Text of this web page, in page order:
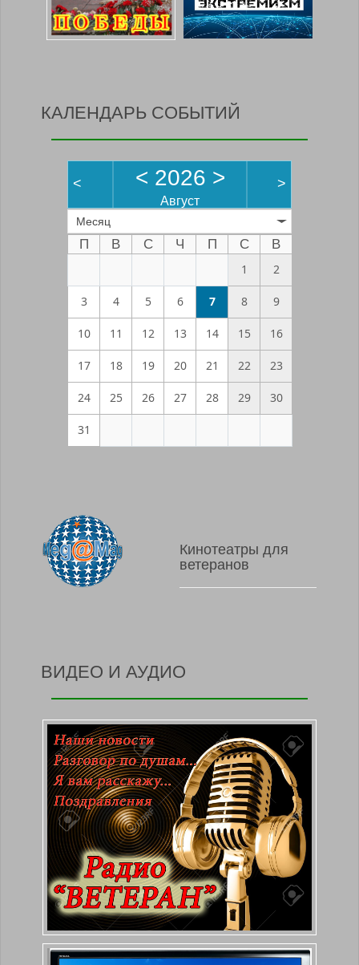
КАЛЕНДАРЬ СОБЫТИЙ
< < 2026 >
Август
>
Месяц
П В С Ч П С
В
1
2
3 4 5 6 7 8 9
10 11 12 13 14 15 16
17 18 19 20 21 22 23
24 25 26 27 28 29 30
31
Кинотеатры для
ветеранов
ВИДЕО И АУДИО